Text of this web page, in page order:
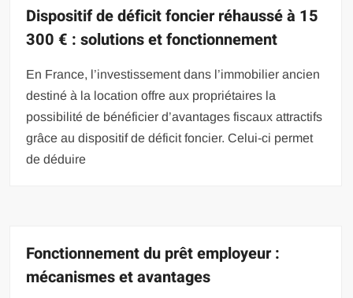
Dispositif de déficit foncier réhaussé à 15
300 € : solutions et fonctionnement
En France, l’investissement dans l’immobilier ancien
destiné à la location offre aux propriétaires la
possibilité de bénéficier d’avantages fiscaux attractifs
grâce au dispositif de déficit foncier. Celui-ci permet
de déduire
Fonctionnement du prêt employeur :
mécanismes et avantages